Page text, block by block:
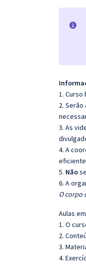
1. Curso
2.
3. As
4. A
5. Não
6. A
O corpo
Aulas
1. O
2.
3.
4.